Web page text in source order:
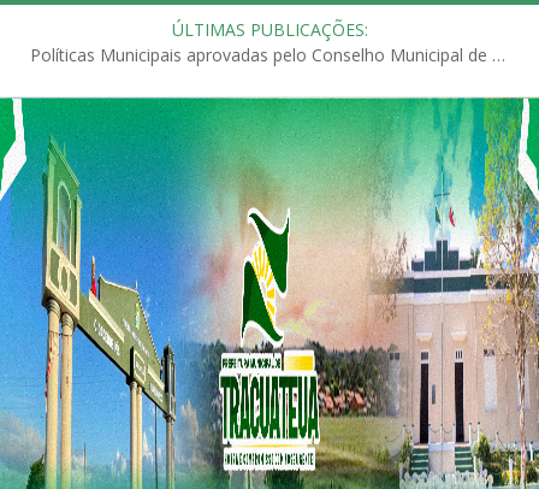
ÚLTIMAS PUBLICAÇÕES:
Políticas Municipais aprovadas pelo Conselho Municipal de Educação (CME)